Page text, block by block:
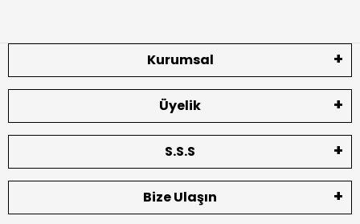
Kurumsal
Üyelik
S.S.S
Bize Ulaşın